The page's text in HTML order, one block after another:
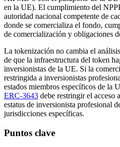
en la UE). El cumplimiento del
autoridad nacional competente de
donde se comercializa el fondo,
de comercialización y obligaciones
La tokenización no cambia el
de que la infraestructura del token
inversionistas de la UE. Si la
restringida a inversionistas
estados miembros específicos de la
ERC-3643 debe restringir el acceso
estatus de inversionista profesional
jurisdicciones específicas.
Puntos clave